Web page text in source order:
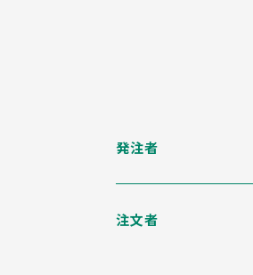
発注者
注文者